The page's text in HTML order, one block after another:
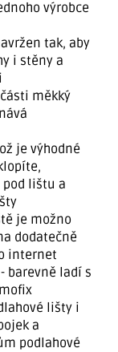
výrobce
tak, aby
i stěny a
měkký
je výhodné
lištu a
je možno
dodatečně
internet
barevně ladí s
lišty i
a
podlahové